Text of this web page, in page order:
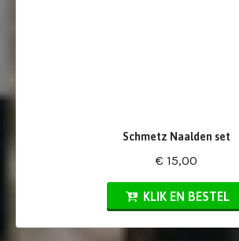
Schmetz Naalden set
€ 15,00
KLIK EN BESTEL